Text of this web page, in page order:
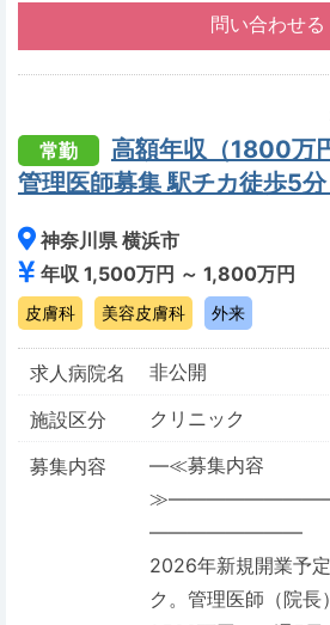
常勤
高額年収（1800万
管理医師募集 駅チカ徒歩5
神奈川県 横浜市
年収 1,500万円 ～ 1,800万円
皮膚科 美容皮膚科 外来
求人病院名
非公開
施設区分
クリニック
募集内容
―≪募集内容
――――――――
2026年新規開業予
ク。管理医師（院長